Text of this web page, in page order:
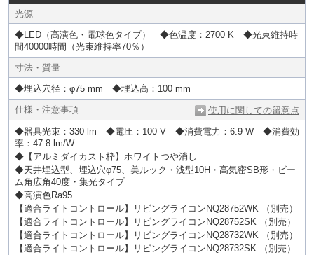
光源
◆LED（高演色・電球色タイプ） ◆色温度：2700 K ◆光束維持時
間40000時間（光束維持率70％）
寸法・質量
◆埋込穴径：φ75 mm ◆埋込高：100 mm
仕様・注意事項
使用に関しての留意点
◆器具光束：330 lm ◆電圧：100 V ◆消費電力：6.9 W ◆消費効
率：47.8 lm/W
◆【アルミダイカスト枠】ホワイトつや消し
◆天井埋込型、埋込穴φ75、美ルック・浅型10H・高気密SB形・ビー
ム角広角40度・集光タイプ
◆高演色Ra95
【適合ライトコントロール】リビングライコンNQ28752WK （別売）
【適合ライトコントロール】リビングライコンNQ28752SK （別売）
【適合ライトコントロール】リビングライコンNQ28732WK （別売）
【適合ライトコントロール】リビングライコンNQ28732SK （別売）